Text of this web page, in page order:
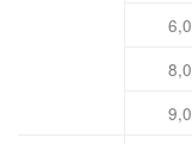
6,0
8,0
9,0